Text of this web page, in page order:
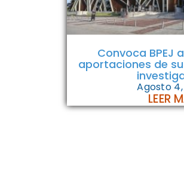
Convoca BPEJ
aportaciones de
Agosto
LEER